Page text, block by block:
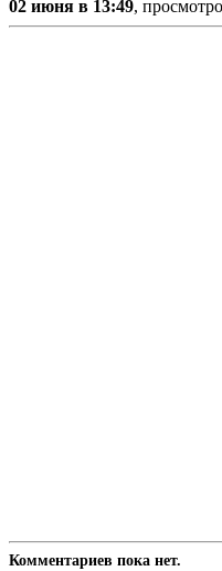
02 июня в 13:49,
Комментариев пока нет.